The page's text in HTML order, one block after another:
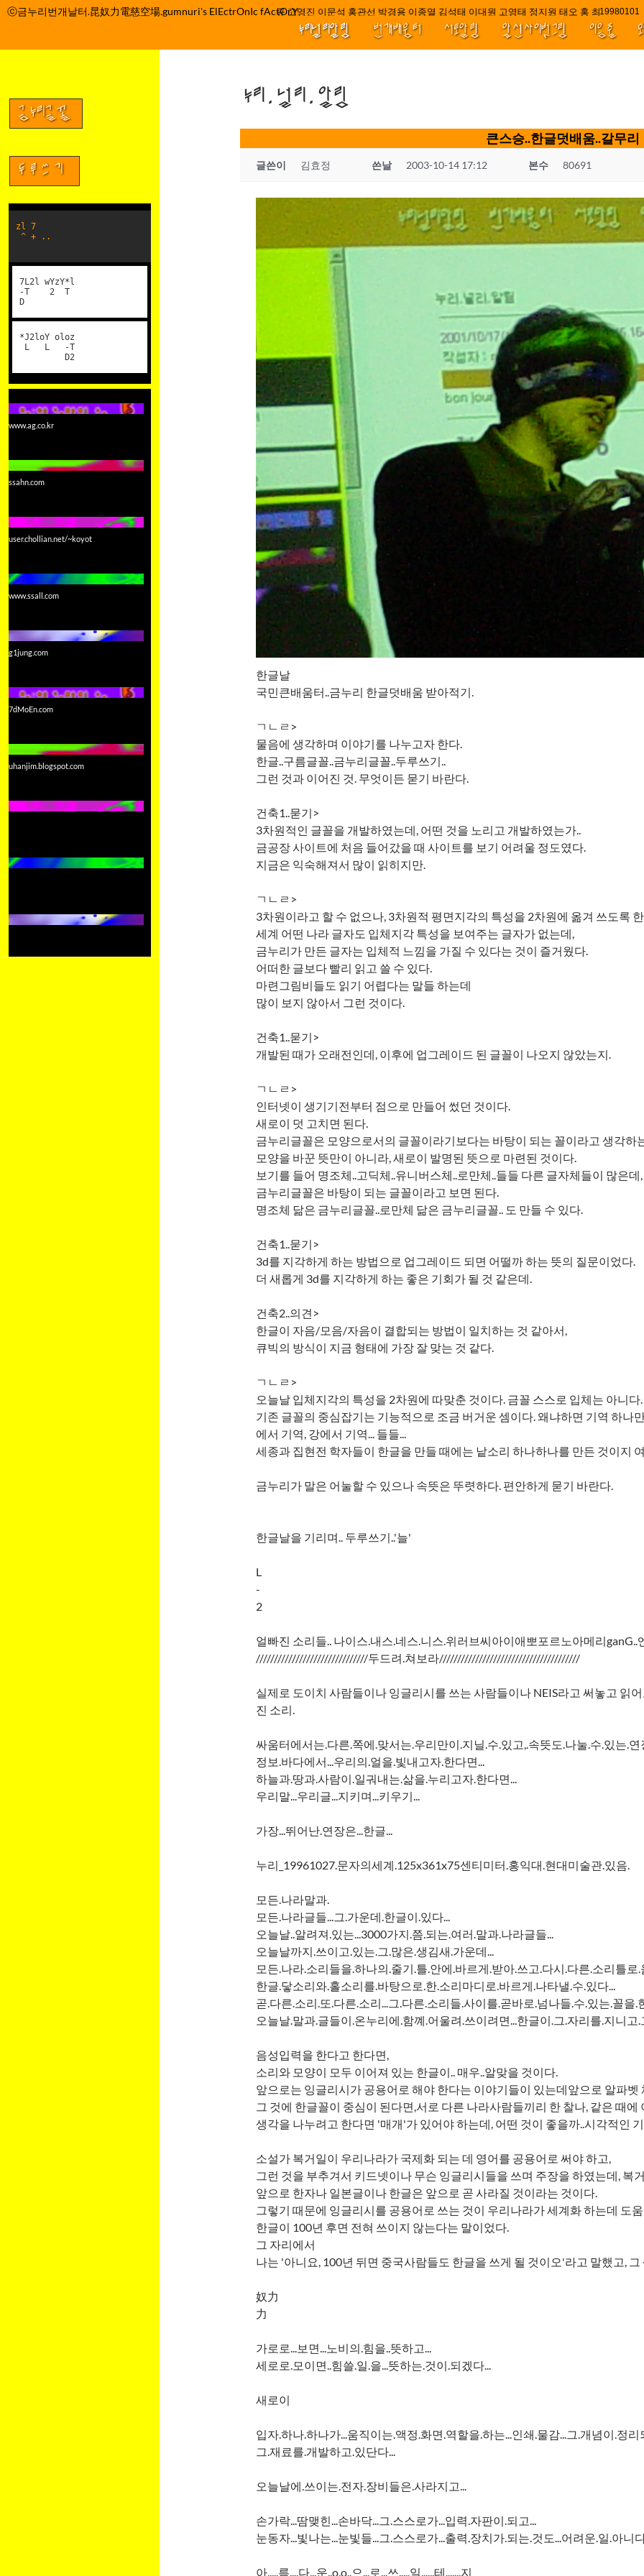
컨
기
ⓒ금누리번개날터.昆奴力電慈空場.gumnuri's ElEctrOnIc fActOrY박정관 조명규 고영진 이문석 홍관선 박경용 이종열 김석태 이대원 고영태 정지원 태오 홍 최윤호 백지
누리널리알림 번개배움터 서로알림 앞선사이벗그림 이음줄
누리.널리.알림
큰스승..한글덧배움..갈무리
글쓴이 김효정 쓴날 2003-10-14 17:12 본수 80691
한글날
국민큰배움터..금누리 한글덧배움 받아적기.
ㄱㄴㄹ>
물음에 생각하며 이야기를 나누고자 한다.
한글..구름글꼴..금누리글꼴..두루쓰기..
그런 것과 이어진 것. 무엇이든 묻기 바란다.
건축1..묻기>
3차원적인 글꼴을 개발하였는데, 어떤 것을 노리고 개발하였는가..
금공장 사이트에 처음 들어갔을 때 사이트를 보기 어려울 정도였다.
지금은 익숙해져서 많이 읽히지만.
ㄱㄴㄹ>
3차원이라고 할 수 없으나, 3차원적 평면지각의 특성을 2차원에 옮겨 쓰도록
세계 어떤 나라 글자도 입체지각 특성을 보여주는 글자가 없는데,
금누리가 만든 글자는 입체적 느낌을 가질 수 있다는 것이 즐거웠다.
어떠한 글보다 빨리 읽고 쓸 수 있다.
마련그림비들도 읽기 어렵다는 말들 하는데
많이 보지 않아서 그런 것이다.
건축1..묻기>
개발된 때가 오래전인데, 이후에 업그레이드 된 글꼴이 나오지 않았는지.
ㄱㄴㄹ>
인터넷이 생기기전부터 점으로 만들어 썼던 것이다.
새로이 덧 고치면 된다.
금누리글꼴은 모양으로서의 글꼴이라기보다는 바탕이 되는 꼴이라고 생각하
모양을 바꾼 뜻만이 아니라, 새로이 발명된 뜻으로 마련된 것이다.
보기를 들어 명조체..고딕체..유니버스체..로만체..들들 다른 글자체들이 많은데,
금누리글꼴은 바탕이 되는 글꼴이라고 보면 된다.
명조체 닮은 금누리글꼴..로만체 닮은 금누리글꼴.. 도 만들 수 있다.
건축1..묻기>
3d를 지각하게 하는 방법으로 업그레이드 되면 어떨까 하는 뜻의 질문이었다.
더 새롭게 3d를 지각하게 하는 좋은 기회가 될 것 같은데.
건축2..의견>
한글이 자음/모음/자음이 결합되는 방법이 일치하는 것 같아서,
큐빅의 방식이 지금 형태에 가장 잘 맞는 것 같다.
ㄱㄴㄹ>
오늘날 입체지각의 특성을 2차원에 따맞춘 것이다. 금꼴 스스로 입체는 아니다.
기존 글꼴의 중심잡기는 기능적으로 조금 버거운 셈이다. 왜냐하면 기역 하나
에서 기역, 강에서 기역... 들들...
세종과 집현전 학자들이 한글을 만들 때에는 낱소리 하나하나를 만든 것이지
금누리가 말은 어눌할 수 있으나 속뜻은 뚜렷하다. 편안하게 묻기 바란다.
한글날을 기리며.. 두루쓰기..'늘'
L
-
2
얼빠진 소리들.. 나이스.내스.네스.니스.위러브씨아이애뽀포르노아메리ganG..
///////////////////////////////두드려.쳐보라///////////////////////////////////////
실제로 도이치 사람들이나 잉글리시를 쓰는 사람들이나 NEIS라고 써놓고 읽
진 소리.
싸움터에서는.다른.쪽에.맞서는.우리만이.지닐.수.있고,.속뜻도.나눌.수.있는.
정보.바다에서...우리의.얼을.빛내고자.한다면...
하늘과.땅과.사람이.일궈내는.삶을.누리고자.한다면...
우리말...우리글...지키며...키우기...
가장...뛰어난.연장은...한글...
누리_19961027.문자의세계.125x361x75센티미터.홍익대.현대미술관.있음.
모든.나라말과.
모든.나라글들...그.가운데.한글이.있다...
오늘날..알려져.있는...3000가지.쯤.되는.여러.말과.나라글들...
오늘날까지.쓰이고.있는.그.많은.생김새.가운데...
모든.나라.소리들을.하나의.줄기.틀.안에.바르게.받아.쓰고.다시.다른.소리틀로
한글.닿소리와.홀소리를.바탕으로.한.소리마디로.바르게.나타낼.수.있다...
곧.다른.소리.또.다른.소리...그.다른.소리들.사이를.곧바로.넘나들.수.있는.꼴을
오늘날.말과.글들이.온누리에.함꼐.어울려.쓰이려면...한글이.그.자리를.지니고
음성입력을 한다고 한다면,
소리와 모양이 모두 이어져 있는 한글이.. 매우..알맞을 것이다.
앞으로는 잉글리시가 공용어로 해야 한다는 이야기들이 있는데앞으로 알파벳
그 것에 한글꼴이 중심이 된다면,서로 다른 나라사람들끼리 한 찰나, 같은 때에
생각을 나누려고 한다면 '매개'가 있어야 하는데, 어떤 것이 좋을까..시각적인
소설가 복거일이 우리나라가 국제화 되는 데 영어를 공용어로 써야 하고,
그런 것을 부추겨서 키드넷이나 무슨 잉글리시들을 쓰며 주장을 하였는데, 복
앞으로 한자나 일본글이나 한글은 앞으로 곧 사라질 것이라는 것이다.
그렇기 때문에 잉글리시를 공용어로 쓰는 것이 우리나라가 세계화 하는데 도
한글이 100년 후면 전혀 쓰이지 않는다는 말이었다.
그 자리에서
나는 '아니요, 100년 뒤면 중국사람들도 한글을 쓰게 될 것이오'라고 말했고,
奴力
力
가로로...보면...노비의.힘을..뜻하고...
세로로.모이면..힘쓸.일.을...뜻하는.것이.되겠다...
새로이
입자.하나.하나가...움직이는.액정.화면.역할을.하는...인쇄.물감...그.개념이.정리
그.재료를.개발하고.있단다...
오늘날에.쓰이는.전자.장비들은.사라지고...
손가락...땀맺힌...손바닥...그.스스로가...입력.자판이.되고...
눈동자...빛나는...눈빛들...그.스스로가...출력.장치가.되는.것도...어려운.일.아니
아.....름....다...운..o.o..으...로...쓰.....일......테.......지
금누리글꼴
두루쓰기
zl 7
^ + ..
7L2l wYzY*l
-T 2 T
D
*J2loY oloz
L L -T
D2
www.ag.co.kr
ssahn.com
user.chollian.net/~koyot
www.ssall.com
g1jung.com
7dMoEn.com
uhanjim.blogspot.com